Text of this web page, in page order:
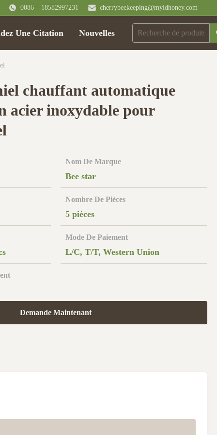
0086---18582997231 cherrybeekeeping@myldhoney.com
Une Citation Nouvelles
chauffant automatique
acier inoxydable pour
Nom De Marque
Bee star
Nombre De Pièces
5 pièces
Mode De Paiement
L/C, T/T, Western Union
Demande Maintenant